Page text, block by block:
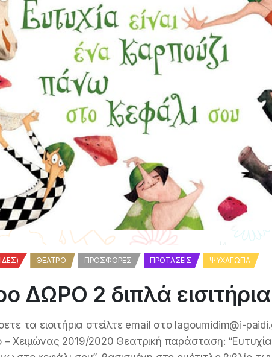
ΘΈΑΤΡΟ ΠΡΟΣΦΟΡΈΣ ΠΡΟΤΆΣΕΙΣ ΨΥΧΑΓΩΓΊΑ
ΔΩΡΟ 2 διπλά εισιτήρια
τα εισιτήρια στείλτε email στο lagoumidim@i-
– Χειμώνας 2019/2020 Θεατρική παράσταση: “Ευτυχία